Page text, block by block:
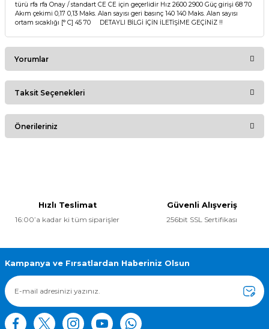
türü rfa rfa Onay / standart CE CE için geçerlidir Hız 2600 2900 Güç girişi 68 70
Akım çekimi 0,17 0,13 Maks. Alan sayısı geri basınç 140 140 Maks. Alan sayısı
ortam sıcaklığı [° C] 45 70 DETAYLI BİLGİ İÇİN İLETİŞİME GEÇİNİZ !!
Yorumlar
Bu ürüne ilk yorumu siz yapın!
Taksit Seçenekleri
Önerileriniz
Ürün bilgilerinde hatalar bulunuyor.
Ürün fiyatı diğer sitelerden daha pahalı.
Bu ürüne benzer farklı alternatifler olmalı.
Hızlı Teslimat
16:00’a kadar ki tüm siparişler
Güvenli Alışveriş
256bit SSL Sertifikası
Kampanya ve Fırsatlardan Haberiniz Olsun